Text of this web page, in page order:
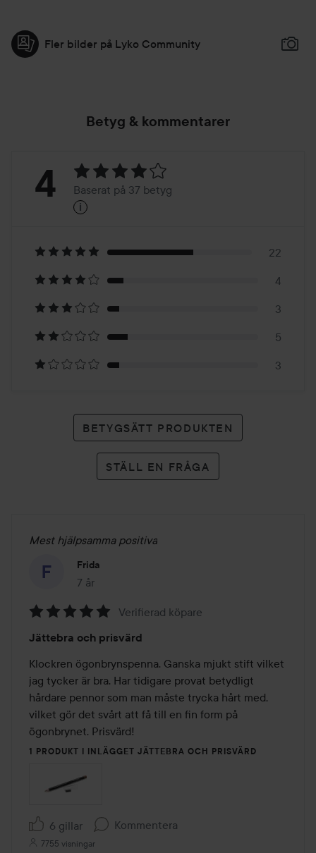
Fler bilder på Lyko Community
Betyg & kommentarer
Betyg:
Baserat
på
37
betyg
4 Baserat på 37 betyg
i
22
4
3
5
3
BETYGSÄTT PRODUKTEN
STÄLL EN FRÅGA
Mest hjälpsamma positiva
Frida
7 år
Inlägget skapades 7 år
5
av
5
Verifierad köpare
Jättebra och prisvärd
Klockren ögonbrynspenna. Ganska mjukt stift vilket
jag tycker är bra. Har tidigare provat betydligt
hårdare pennor som man måste trycka hårt med,
vilket gör det svårt att få till en fin form på
ögonbrynet. Prisvärd!
1 PRODUKT I INLÄGGET JÄTTEBRA OCH PRISVÄRD
6 gillar Kommentera
7755 visningar